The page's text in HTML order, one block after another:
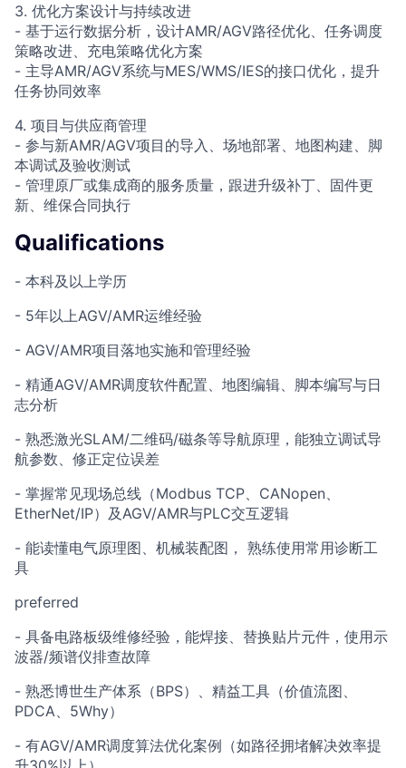
3. 优化方案设计与持续改进
- 基于运行数据分析，设计AMR/AGV路径优化、任务调度
策略改进、充电策略优化方案
- 主导AMR/AGV系统与MES/WMS/IES的接口优化，提升
任务协同效率
4. 项目与供应商管理
- 参与新AMR/AGV项目的导入、场地部署、地图构建、脚
本调试及验收测试
- 管理原厂或集成商的服务质量，跟进升级补丁、固件更
新、维保合同执行
Qualifications
- 本科及以上学历
- 5年以上AGV/AMR运维经验
- AGV/AMR项目落地实施和管理经验
- 精通AGV/AMR调度软件配置、地图编辑、脚本编写与日
志分析
- 熟悉激光SLAM/二维码/磁条等导航原理，能独立调试导
航参数、修正定位误差
- 掌握常见现场总线（Modbus TCP、CANopen、
EtherNet/IP）及AGV/AMR与PLC交互逻辑
- 能读懂电气原理图、机械装配图， 熟练使用常用诊断工
具
preferred
- 具备电路板级维修经验，能焊接、替换贴片元件，使用示
波器/频谱仪排查故障
- 熟悉博世生产体系（BPS）、精益工具（价值流图、
PDCA、5Why）
- 有AGV/AMR调度算法优化案例（如路径拥堵解决效率提